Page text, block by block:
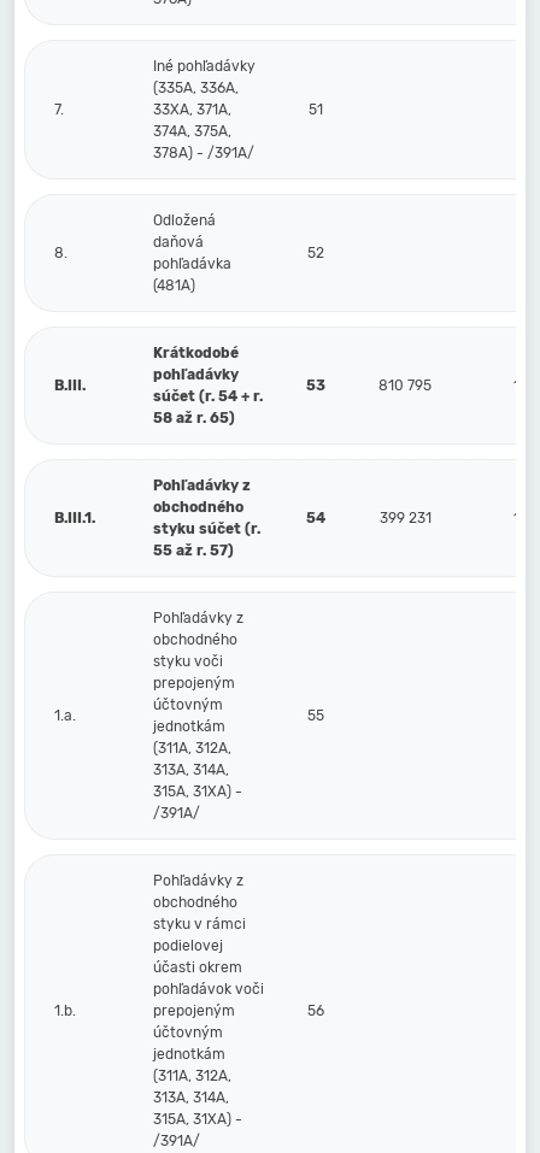
7.
Iné pohľadávky
(335A, 336A,
33XA, 371A,
374A, 375A,
378A) - /391A/
51
8.
Odložená
daňová
pohľadávka
(481A)
52
B.III.
Krátkodobé
pohľadávky
súčet (r. 54 + r.
58 až r. 65)
53 810 795 19
B.III.1.
Pohľadávky z
obchodného
styku súčet (r.
55 až r. 57)
54 399 231 19
1.a.
Pohľadávky z
obchodného
styku voči
prepojeným
účtovným
jednotkám
(311A, 312A,
313A, 314A,
315A, 31XA) -
/391A/
55
1.b.
Pohľadávky z
obchodného
styku v rámci
podielovej
účasti okrem
pohľadávok voči
prepojeným
účtovným
jednotkám
(311A, 312A,
313A, 314A,
315A, 31XA) -
/391A/
56